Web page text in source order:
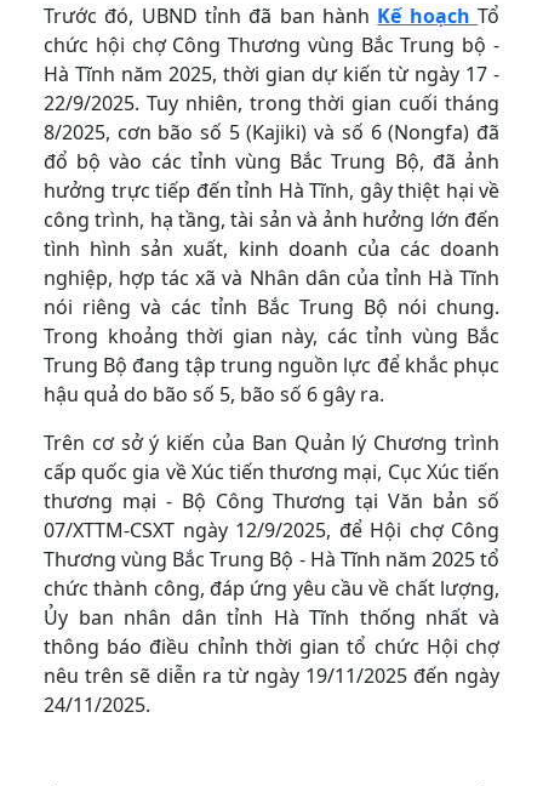
Trước đó, UBND tỉnh đã ban hành Kế hoạch Tổ
chức hội chợ Công Thương vùng Bắc Trung bộ -
Hà Tĩnh năm 2025, thời gian dự kiến từ ngày 17 -
22/9/2025. Tuy nhiên, trong thời gian cuối tháng
8/2025, cơn bão số 5 (Kajiki) và số 6 (Nongfa) đã
đổ bộ vào các tỉnh vùng Bắc Trung Bộ, đã ảnh
hưởng trực tiếp đến tỉnh Hà Tĩnh, gây thiệt hại về
công trình, hạ tầng, tài sản và ảnh hưởng lớn đến
tình hình sản xuất, kinh doanh của các doanh
nghiệp, hợp tác xã và Nhân dân của tỉnh Hà Tĩnh
nói riêng và các tỉnh Bắc Trung Bộ nói chung.
Trong khoảng thời gian này, các tỉnh vùng Bắc
Trung Bộ đang tập trung nguồn lực để khắc phục
hậu quả do bão số 5, bão số 6 gây ra.
Trên cơ sở ý kiến của Ban Quản lý Chương trình
cấp quốc gia về Xúc tiến thương mại, Cục Xúc tiến
thương mại - Bộ Công Thương tại Văn bản số
07/XTTM-CSXT ngày 12/9/2025, để Hội chợ Công
Thương vùng Bắc Trung Bộ - Hà Tĩnh năm 2025 tổ
chức thành công, đáp ứng yêu cầu về chất lượng,
Ủy ban nhân dân tỉnh Hà Tĩnh thống nhất và
thông báo điều chỉnh thời gian tổ chức Hội chợ
nêu trên sẽ diễn ra từ ngày 19/11/2025 đến ngày
24/11/2025.